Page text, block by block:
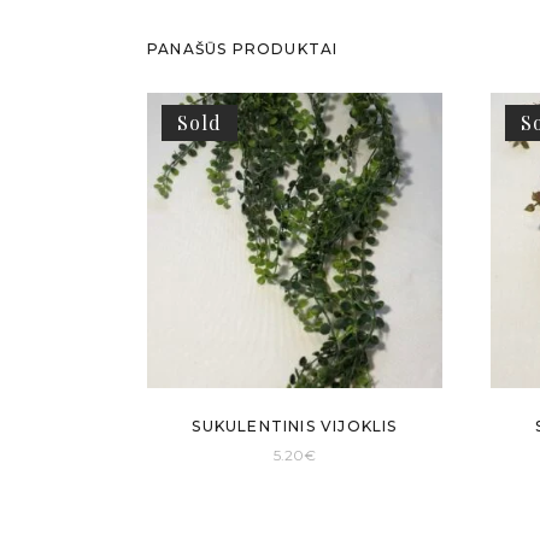
PANAŠŪS PRODUKTAI
Sold
SUKULENTINIS VIJOKLIS
5.20€